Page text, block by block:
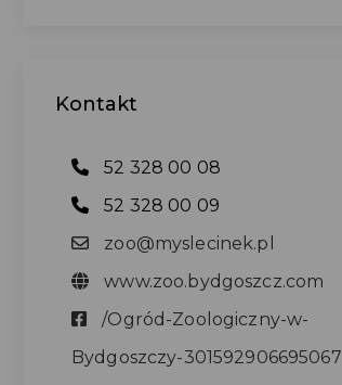
Kontakt
52 328 00 08
52 328 00 09
zoo@myslecinek.pl
www.zoo.bydgoszcz.com
/Ogród-Zoologiczny-w-
Bydgoszczy-301592906695067